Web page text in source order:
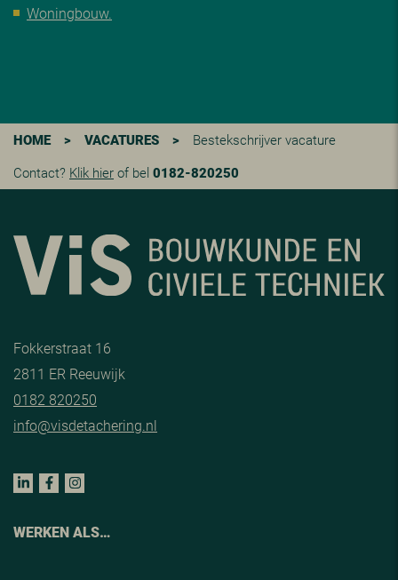
Woningbouw.
HOME > VACATURES >
Bestekschrijver vacature
Contact? Klik hier of bel 0182-820250
Fokkerstraat 16
2811 ER Reeuwijk
0182 820250
info@visdetachering.nl
WERKEN ALS…